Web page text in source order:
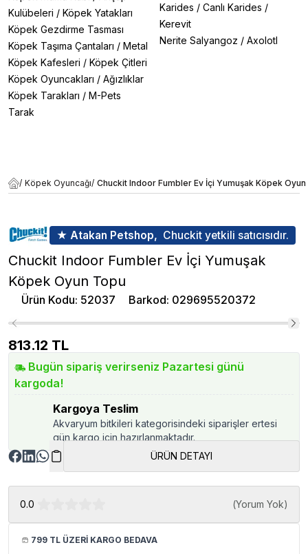
Kulübeleri / Köpek Yatakları
Köpek Gezdirme Tasması
Köpek Taşıma Çantaları / Metal
Köpek Kafesleri / Köpek Çitleri
Köpek Oyuncakları / Ağızlıklar
Köpek Tarakları / M-Pets
Tarak
Karides / Canlı Karides /
Kerevit
Nerite Salyangoz / Axolotl
/ Köpek Oyuncağı/ Chuckit Indoor Fumbler Ev İçi Yumuşak Köpek
★ Atakan Petshop, Chuckit yetkili satıcısıdır.
Chuckit Indoor Fumbler Ev İçi Yumuşak
Köpek Oyun Topu
Ürün Kodu: 52037 Barkod: 029695520372
813.12 TL
Bugün sipariş verirseniz Pazartesi günü
kargoda!
Kargoya Teslim
Akvaryum bitkileri kategorisindeki siparişler ertesi
gün kargo için hazırlanmaktadır.
ÜRÜN DETAYI
0.0 (Yorum Yok)
799 TL ÜZERİ KARGO BEDAVA